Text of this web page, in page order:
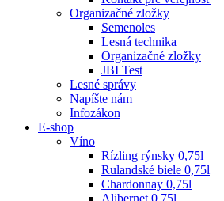
Organizačné zložky
Semenoles
Lesná technika
Organizačné zložky
JBI Test
Lesné správy
Napíšte nám
Infozákon
E-shop
Víno
Rízling rýnsky 0,75l
Rulandské biele 0,75l
Chardonnay 0,75l
Alibernet 0,75l